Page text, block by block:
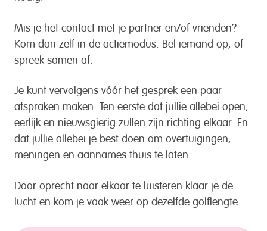
Mis je het contact met je partner en/of vrienden?
Kom dan zelf in de actiemodus. Bel iemand op, of
spreek samen af.
Je kunt vervolgens vóór het gesprek een paar
afspraken maken. Ten eerste dat jullie allebei open,
eerlijk en nieuwsgierig zullen zijn richting elkaar. En
dat jullie allebei je best doen om overtuigingen,
meningen en aannames thuis te laten.
Door oprecht naar elkaar te luisteren klaar je de
lucht en kom je vaak weer op dezelfde golflengte.